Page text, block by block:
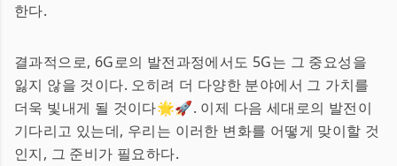
한다.
결과적으로, 6G로의 발전과정에서도 5G는 그 중요성을
잃지 않을 것이다. 오히려 더 다양한 분야에서 그 가치를
더욱 빛내게 될 것이다🌟🚀. 이제 다음 세대로의 발전이
기다리고 있는데, 우리는 이러한 변화를 어떻게 맞이할 것
인지, 그 준비가 필요하다.